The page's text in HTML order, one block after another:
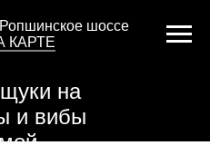
шоссе
КАРТЕ
на
и вибы